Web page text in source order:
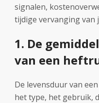
signalen,
tijdige vervanging van
1. De
van een
De levensduur van
het type, het gebruik,